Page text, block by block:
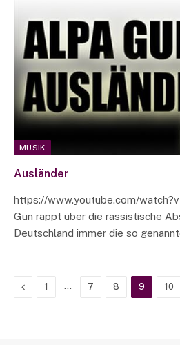
MUSIK
Ausländer
https://www.youtube.com/
Gun rappt über die rassistische
Deutschland immer die so
Previous
1 … 7 8 9 10